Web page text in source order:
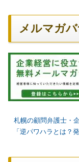
メルマガ
札幌の顧問弁護士・
「逆パワハラとは？